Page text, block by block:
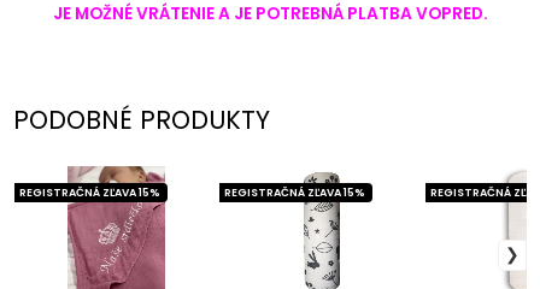
JE MOŽNÉ VRÁTENIE A JE POTREBNÁ PLATBA VOPRED.
PODOBNÉ PRODUKTY
REGISTRAČNÁ ZĽAVA 15% REGISTRAČNÁ ZĽAVA 15% REGISTRAČNÁ